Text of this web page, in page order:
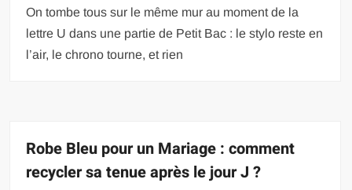
On tombe tous sur le même mur au moment de la
lettre U dans une partie de Petit Bac : le stylo reste en
l’air, le chrono tourne, et rien
Robe Bleu pour un Mariage : comment
recycler sa tenue après le jour J ?